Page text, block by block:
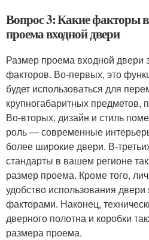
Вопрос 3: Какие факторы
проема входной двери
Размер проема входной двери
факторов. Во-первых, это
будет использоваться для
крупногабаритных
Во-вторых, дизайн и стиль
роль — современные
более широкие двери. В-
стандарты в вашем регионе
размер проема. Кроме того,
удобство использования
факторами. Наконец,
дверного полотна и коробки
размера проема.